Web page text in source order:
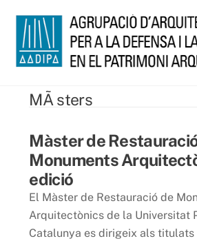
content
MÃ sters
Màster de
Monuments
edició
El Màster de Restauració de
Arquitectònics de la Universitat
Catalunya es dirigeix als